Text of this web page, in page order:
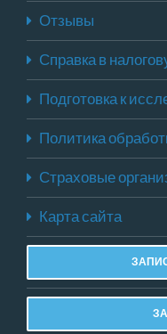
Отзывы
Справка в
Подготовка к
Политика
Страховые
Карта сайта